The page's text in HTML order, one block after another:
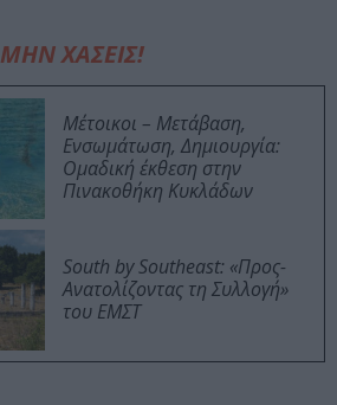
ΜΗΝ ΧΑΣΕΙΣ!
Μέτοικοι – Μετάβαση,
Ενσωμάτωση, Δημιουργία:
Ομαδική έκθεση στην
Πινακοθήκη Κυκλάδων
South by Southeast: «Προς-
Ανατολίζοντας τη Συλλογή»
του ΕΜΣΤ